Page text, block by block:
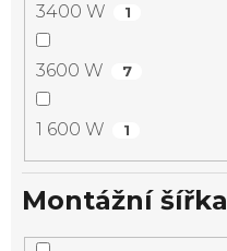
3400 W 1
3600 W 7
1 600 W 1
Montážní šířka